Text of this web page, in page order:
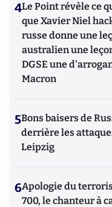
4Le Point révèle ce
que Xavier Niel
russe donne une
australien une
DGSE une
Macron
5Bons baisers de
derrière les
Leipzig
6Apologie du
700, le chanteur à